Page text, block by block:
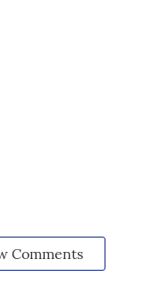
Comments